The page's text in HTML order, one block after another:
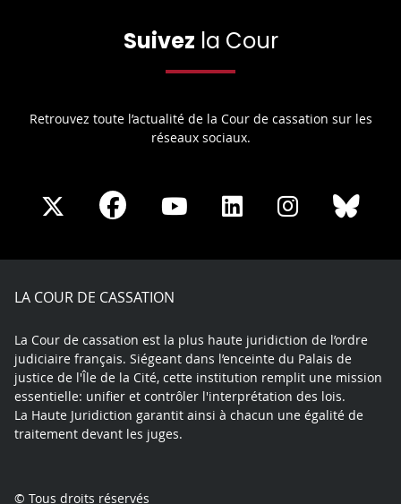
Suivez la Cour
Retrouvez toute l’actualité de la Cour de cassation sur les
réseaux sociaux.
Share
X
Share
Facebook
Share
Youtube
Share
LinkedIn
Share
Instagram
LA COUR DE CASSATION
La Cour de cassation est la plus haute juridiction de l’ordre
judiciaire français. Siégeant dans l’enceinte du Palais de
justice de l'Île de la Cité, cette institution remplit une mission
essentielle: unifier et contrôler l'interprétation des lois.
La Haute Juridiction garantit ainsi à chacun une égalité de
traitement devant les juges.
© Tous droits réservés